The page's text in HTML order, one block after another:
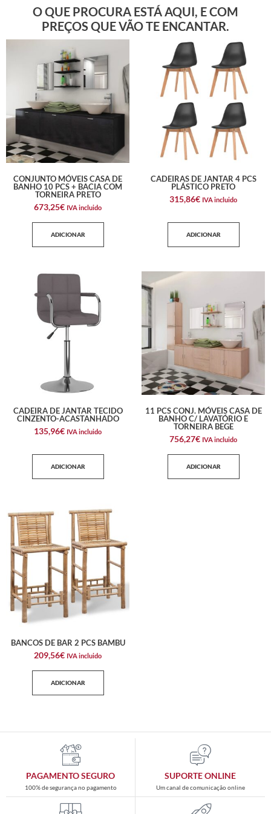
O QUE PROCURA ESTÁ AQUI, E COM
PREÇOS QUE VÃO TE ENCANTAR.
CONJUNTO MÓVEIS CASA DE
BANHO 10 PCS + BACIA COM
TORNEIRA PRETO
673,25€ IVA incluido
ADICIONAR
CADEIRAS DE JANTAR 4 PCS
PLÁSTICO PRETO
315,86€ IVA incluido
ADICIONAR
CADEIRA DE JANTAR TECIDO
CINZENTO-ACASTANHADO
135,96€ IVA incluido
ADICIONAR
11 PCS CONJ. MÓVEIS CASA DE
BANHO C/ LAVATÓRIO E
TORNEIRA BEGE
756,27€ IVA incluido
ADICIONAR
BANCOS DE BAR 2 PCS BAMBU
209,56€ IVA incluido
ADICIONAR
PAGAMENTO SEGURO
100% de segurança no pagamento
SUPORTE ONLINE
Um canal de comunicação online